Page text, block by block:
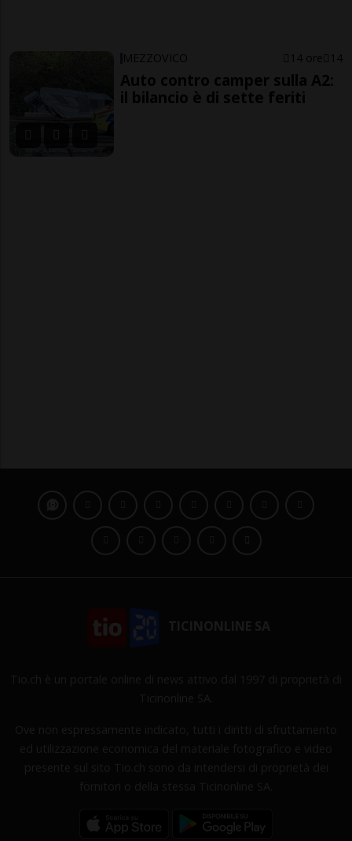
MEZZOVICO 14 ore 14
Auto contro camper sulla A2:
il bilancio è di sette feriti